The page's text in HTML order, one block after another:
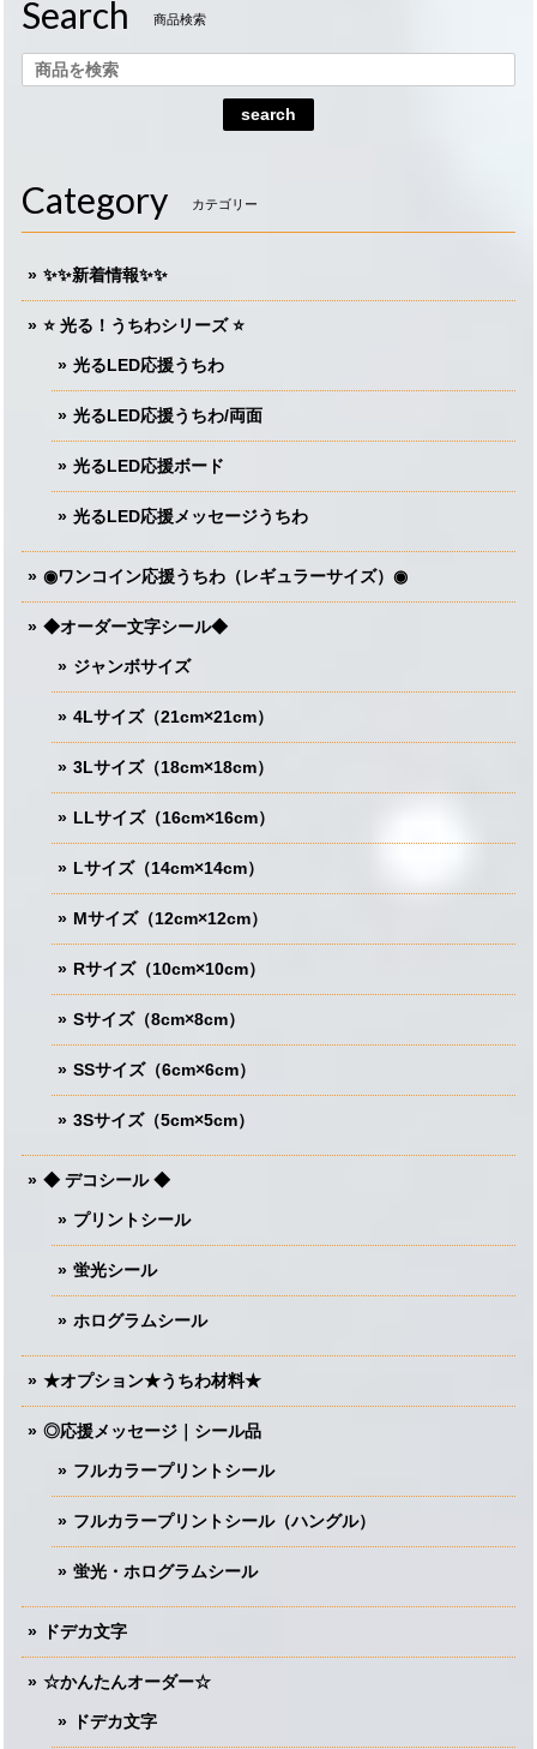
Search 商品検索
search
Category カテゴリー
✨✨新着情報✨✨
⭐️ 光る！うちわシリーズ ⭐️
光るLED応援うちわ
光るLED応援うちわ/両面
光るLED応援ボード
光るLED応援メッセージうちわ
◉ワンコイン応援うちわ（レギュラーサイズ）◉
◆オーダー文字シール◆
ジャンボサイズ
4Lサイズ（21cm×21cm）
3Lサイズ（18cm×18cm）
LLサイズ（16cm×16cm）
Lサイズ（14cm×14cm）
Mサイズ（12cm×12cm）
Rサイズ（10cm×10cm）
Sサイズ（8cm×8cm）
SSサイズ（6cm×6cm）
3Sサイズ（5cm×5cm）
◆ デコシール ◆
プリントシール
蛍光シール
ホログラムシール
★オプション★うちわ材料★
◎応援メッセージ｜シール品
フルカラープリントシール
フルカラープリントシール（ハングル）
蛍光・ホログラムシール
ドデカ文字
☆かんたんオーダー☆
ドデカ文字